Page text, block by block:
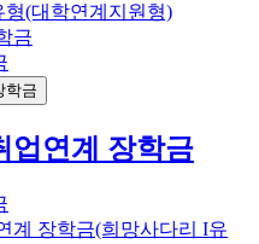
(대학연계지원형)
금
학금
업연계 장학금
계 장학금(희망사다리 I유